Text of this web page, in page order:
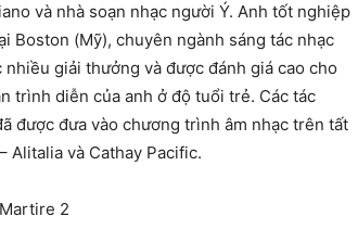
và nhà soạn nhạc người Ý. Anh tốt nghiệp
Boston (Mỹ), chuyên ngành sáng tác nhạc
giải thưởng và được đánh giá cao cho
trình diễn của anh ở độ tuổi trẻ. Các tác
được đưa vào chương trình âm nhạc trên tất
Alitalia và Cathay Pacific.